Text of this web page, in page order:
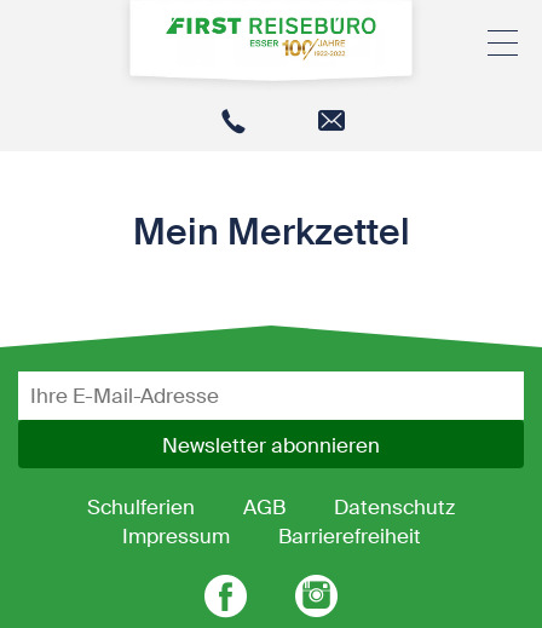
Mein Merkzettel
Newsletter abonnieren
Schulferien AGB
Datenschutz
Impressum
Barrierefreiheit